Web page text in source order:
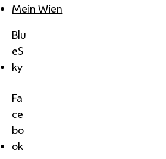
Mein Wien
Blu
eS
ky
Fa
ce
bo
ok